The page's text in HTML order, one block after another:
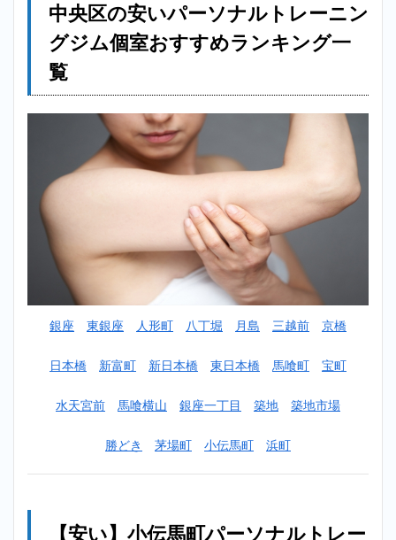
パー
ルト
レー
ニン
グジ
ング
【安い】
小伝馬町
パーソナ
ルトレー
ム個室お
ンキング
2.1
1
（MIYAZAKI
GYM）＿小
アウトライン
中央区の安いパーソナルトレーニン
グジム個室おすすめランキング一
覧
銀座 東銀座 人形町 八丁堀 月島 三越前 京橋
日本橋 新富町 新日本橋 東日本橋 馬喰町 宝町
水天宮前 馬喰横山 銀座一丁目 築地 築地市場
勝どき 茅場町 小伝馬町 浜町
【安い】小伝馬町パーソナルトレー